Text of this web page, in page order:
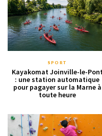
SPORT
Kayakomat Joinville-le-
: une station automatique
pour pagayer sur la Marne à
toute heure